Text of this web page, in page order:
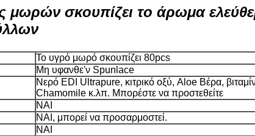
μωρών σκουπίζει το άρωμα
Το υγρό μωρό σκουπίζει 80pcs
Μη υφανθε'ν Spunlace
Νερό EDI Ultrapure, κιτρικό οξύ, Aloe Βέρα,
Chamomile κ.λπ. Μπορέστε να προστεθείτε
ΝΑΙ
ΝΑΙ, μπορεί να προσαρμοστεί.
ΝΑΙ